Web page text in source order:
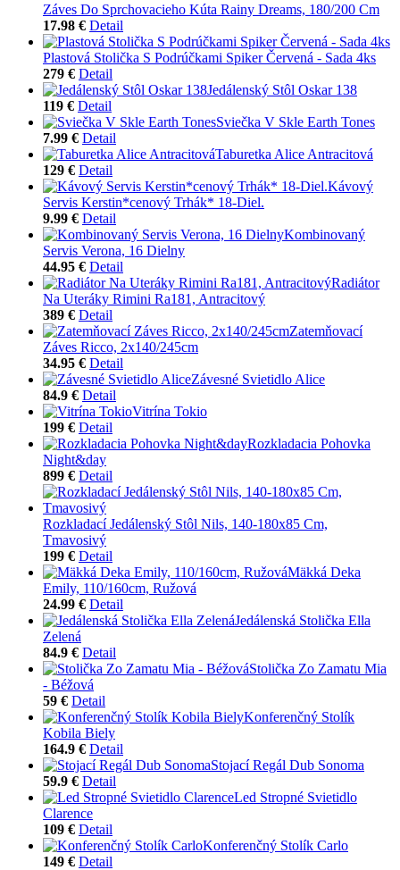
Záves Do Sprchovacieho Kúta Rainy Dreams, 180/200 Cm
17.98 € Detail
Plastová Stolička S Podrúčkami Spiker Červená - Sada 4ks
279 € Detail
Jedálenský Stôl Oskar 138
119 € Detail
Sviečka V Skle Earth Tones
7.99 € Detail
Taburetka Alice Antracitová
129 € Detail
Kávový
Servis Kerstin*cenový Trhák* 18-Diel.
9.99 € Detail
Kombinovaný
Servis Verona, 16 Dielny
44.95 € Detail
Radiátor
Na Uteráky Rimini Ra181, Antracitový
389 € Detail
Zatemňovací
Záves Ricco, 2x140/245cm
34.95 € Detail
Závesné Svietidlo Alice
84.9 € Detail
Vitrína Tokio
199 € Detail
Rozkladacia Pohovka
Night&day
899 € Detail
Rozkladací Jedálenský Stôl Nils, 140-180x85 Cm,
Tmavosivý
199 € Detail
Mäkká Deka
Emily, 110/160cm, Ružová
24.99 € Detail
Jedálenská Stolička Ella
Zelená
84.9 € Detail
Stolička Zo Zamatu Mia
- Béžová
59 € Detail
Konferenčný Stolík
Kobila Biely
164.9 € Detail
Stojací Regál Dub Sonoma
59.9 € Detail
Led Stropné Svietidlo
Clarence
109 € Detail
Konferenčný Stolík Carlo
149 € Detail